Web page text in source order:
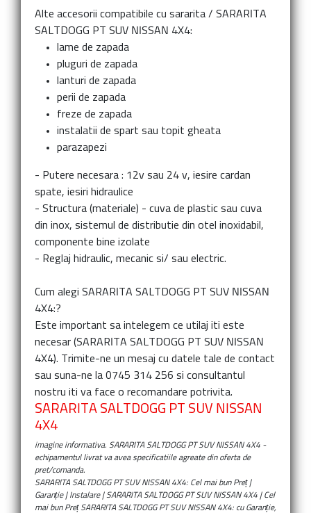
Alte accesorii compatibile cu sararita / SARARITA
SALTDOGG PT SUV NISSAN 4X4:
lame de zapada
pluguri de zapada
lanturi de zapada
perii de zapada
freze de zapada
instalatii de spart sau topit gheata
parazapezi
- Putere necesara : 12v sau 24 v, iesire cardan
spate, iesiri hidraulice
- Structura (materiale) - cuva de plastic sau cuva
din inox, sistemul de distributie din otel inoxidabil,
componente bine izolate
- Reglaj hidraulic, mecanic si/ sau electric.
Cum alegi SARARITA SALTDOGG PT SUV NISSAN
4X4:?
Este important sa intelegem ce utilaj iti este
necesar (SARARITA SALTDOGG PT SUV NISSAN
4X4). Trimite-ne un mesaj cu datele tale de contact
sau suna-ne la 0745 314 256 si consultantul
nostru iti va face o recomandare potrivita.
SARARITA SALTDOGG PT SUV NISSAN
4X4
imagine informativa. SARARITA SALTDOGG PT SUV NISSAN 4X4 -
echipamentul livrat va avea specificatiile agreate din oferta de
pret/comanda.
SARARITA SALTDOGG PT SUV NISSAN 4X4: Cel mai bun Preț |
Garanție | Instalare | SARARITA SALTDOGG PT SUV NISSAN 4X4 | Cel
mai bun Preț SARARITA SALTDOGG PT SUV NISSAN 4X4: cu Garanție,